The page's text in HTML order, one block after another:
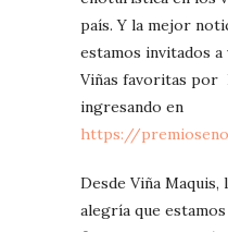
país. Y la mejor
estamos invitados
Viñas favoritas por
ingresando en
https://
Desde Viña
alegría que